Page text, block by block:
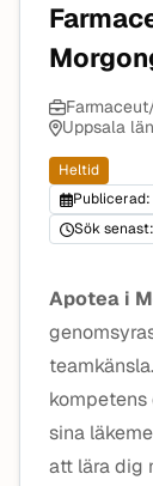
Uppsala län
Heltid
Sök senast:
Apotea i
sina
att lära dig